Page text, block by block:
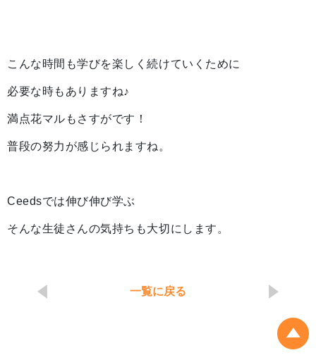
こんな時間も学びを楽しく続けていくために
必要な時もありますね♪
満点花マルもさすがです！
普段の努力が感じられますね。
Ceedsでは伸び伸び学ぶ
そんな生徒さんの気持ちも大切にします。
一覧に戻る